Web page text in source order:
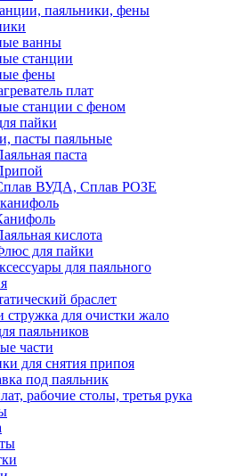
паяльники, фены
ванны
станции
фены
плат
станции с феном
пайки
пасты паяльные
паста
ВУДА, Сплав РОЗЕ
кислота
для пайки
для паяльного
браслет
стружка для очистки жало
паяльников
части
для снятия припоя
под паяльник
рабочие столы, третья рука